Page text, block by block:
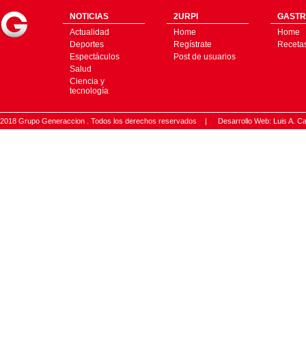
NOTICIAS
Actualidad
Deportes
Espectáculos
Salud
Ciencia y
tecnología
2URPI
Home
Regístrate
Post de usuarios
Home
2018 Grupo Generaccion . Todos los derechos reservados | Desarrollo Web: Luis